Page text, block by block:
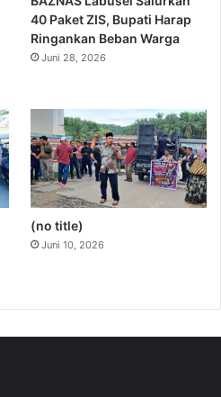
40 Paket ZIS, Bupati Harap
Ringankan Beban Warga
Juni 28, 2026
(no title)
Juni 10, 2026